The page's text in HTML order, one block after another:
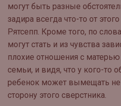
могут быть разные
задира всегда что-то от
Рятсепп. Кроме того, по
могут стать и из чувства
плохие отношения с
семьи, и видя, что у кого-то
ребенок может вымещать
сторону этого сверстника.